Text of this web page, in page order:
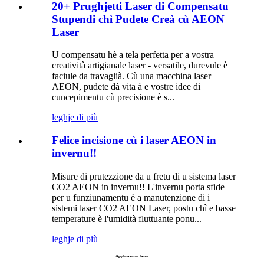
20+ Prughjetti Laser di Compensatu
Stupendi chì Pudete Creà cù AEON
Laser
U compensatu hè a tela perfetta per a vostra
creatività artigianale laser - versatile, durevule è
faciule da travaglià. Cù una macchina laser
AEON, pudete dà vita à e vostre idee di
cuncepimentu cù precisione è s...
leghje di più
Felice incisione cù i laser AEON in
invernu!!
Misure di prutezzione da u fretu di u sistema laser
CO2 AEON in invernu!! L'invernu porta sfide
per u funziunamentu è a manutenzione di i
sistemi laser CO2 AEON Laser, postu chì e basse
temperature è l'umidità fluttuante ponu...
leghje di più
Applicazioni laser